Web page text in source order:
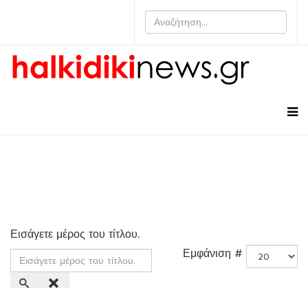
Εισάγετε μέρος του τίτλου.
Εμφάνιση #